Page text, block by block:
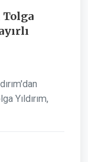
Tolga
Yıldırım,